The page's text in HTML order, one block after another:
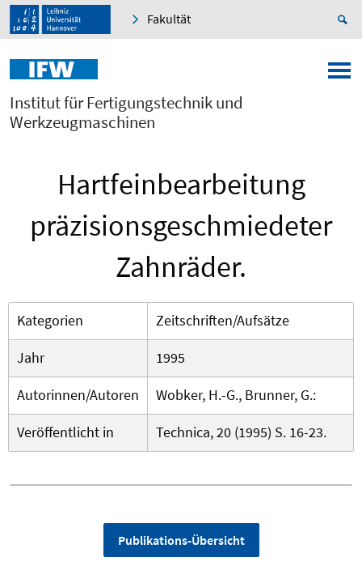
Fakultät
Institut für Fertigungstechnik und
Werkzeugmaschinen
Hartfeinbearbeitung
präzisionsgeschmiedeter
Zahnräder.
Kategorien
Zeitschriften/Aufsätze
Jahr
1995
Autorinnen/Autoren
Wobker, H.-G., Brunner, G.:
Veröffentlicht in
Technica, 20 (1995) S. 16-23.
Publikations-Übersicht